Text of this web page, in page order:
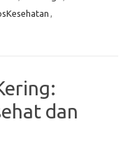
,
dan